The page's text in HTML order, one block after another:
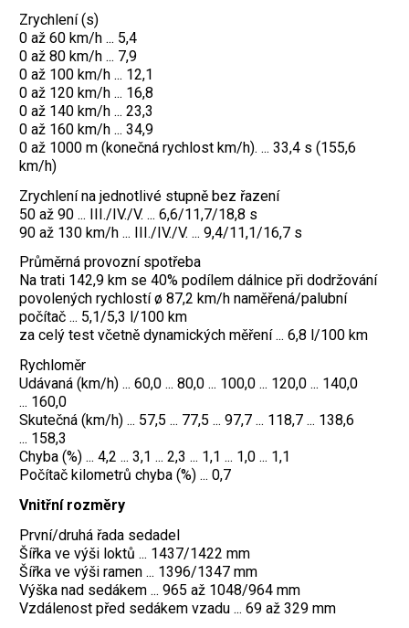
Zrychlení (s)
0 až 60 km/h ... 5,4
0 až 80 km/h ... 7,9
0 až 100 km/h ... 12,1
0 až 120 km/h ... 16,8
0 až 140 km/h ... 23,3
0 až 160 km/h ... 34,9
0 až 1000 m (konečná rychlost km/h). ... 33,4 s (155,6
km/h)
Zrychlení na jednotlivé stupně bez řazení
50 až 90 ... III./IV./V. ... 6,6/11,7/18,8 s
90 až 130 km/h ... III./IV./V. ... 9,4/11,1/16,7 s
Průměrná provozní spotřeba
Na trati 142,9 km se 40% podílem dálnice při dodržování
povolených rychlostí ø 87,2 km/h naměřená/palubní
počítač ... 5,1/5,3 l/100 km
za celý test včetně dynamických měření ... 6,8 l/100 km
Rychloměr
Udávaná (km/h) ... 60,0 ... 80,0 ... 100,0 ... 120,0 ... 140,0
... 160,0
Skutečná (km/h) ... 57,5 ... 77,5 ... 97,7 ... 118,7 ... 138,6
... 158,3
Chyba (%) ... 4,2 ... 3,1 ... 2,3 ... 1,1 ... 1,0 ... 1,1
Počítač kilometrů chyba (%) ... 0,7
Vnitřní rozměry
První/druhá řada sedadel
Šířka ve výši loktů ... 1437/1422 mm
Šířka ve výši ramen ... 1396/1347 mm
Výška nad sedákem ... 965 až 1048/964 mm
Vzdálenost před sedákem vzadu ... 69 až 329 mm